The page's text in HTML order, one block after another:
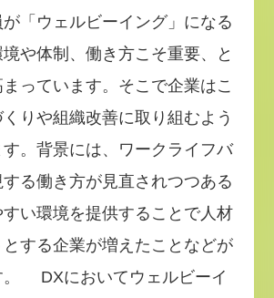
が「ウェルビーイング」になる
や体制、働き方こそ重要、と
っています。そこで企業はこ
りや組織改善に取り組むよう
。背景には、ワークライフバ
る働き方が見直されつつある
い環境を提供することで人材
する企業が増えたことなどが
。 DXにおいてウェルビーイ